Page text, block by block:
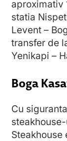
aproximativ
statia
Levent –
transfer de
Yenikapi –
Boga
Cu
Steakhouse